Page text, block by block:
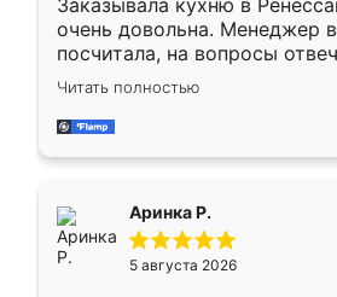
Заказывала кухню в
очень довольна. Менеджер
посчитала, на вопросы
Замерщик приехал в
делу со всей
за день, ребята работали
Читать полностью
Аринка Р.
5 августа 2026